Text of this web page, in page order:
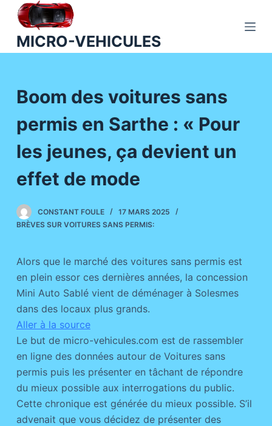
P
u
o
n
MICRO-VEHICULES
Boom des voitures sans
permis en Sarthe : « Pour
les jeunes, ça devient un
effet de mode
CONSTANT FOULE
17 MARS 2025
BRÈVES SUR VOITURES SANS PERMIS:
Alors que le marché des voitures sans permis est
en plein essor ces dernières années, la concession
Mini Auto Sablé vient de déménager à Solesmes
dans des locaux plus grands.
Aller à la source
Le but de micro-vehicules.com est de rassembler
en ligne des données autour de Voitures sans
permis puis les présenter en tâchant de répondre
du mieux possible aux interrogations du public.
Cette chronique est générée du mieux possible. S’il
advenait que vous décidez de présenter des